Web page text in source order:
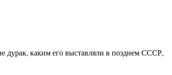
дурак, каким его выставляли в позднем СССР,